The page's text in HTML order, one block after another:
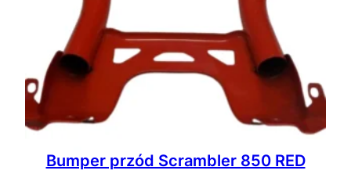
Bumper przód Scrambler 850 RED